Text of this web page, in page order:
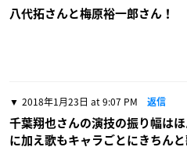
八代拓さんと梅原裕一郎さん！
2018年1月23日 at 9:07 PM 返信
千葉翔也さんの演技の振り幅は
に加え歌もキャラごとにきちん